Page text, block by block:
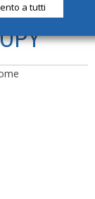
a tutti